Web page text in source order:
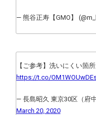
— 熊谷正寿【GMO】
【ご参考】洗いにくい箇
https://t.co/
— 長島昭久 東京30区（府
March 20, 2020